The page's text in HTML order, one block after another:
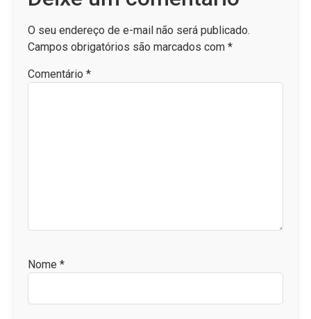
O seu endereço de e-mail não será publicado.
Campos obrigatórios são marcados com *
Comentário *
Nome *